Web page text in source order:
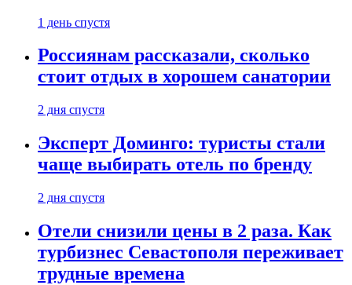
1 день спустя
Россиянам рассказали, сколько
стоит отдых в хорошем санатории
2 дня спустя
Эксперт Доминго: туристы стали
чаще выбирать отель по бренду
2 дня спустя
Отели снизили цены в 2 раза. Как
турбизнес Севастополя переживает
трудные времена